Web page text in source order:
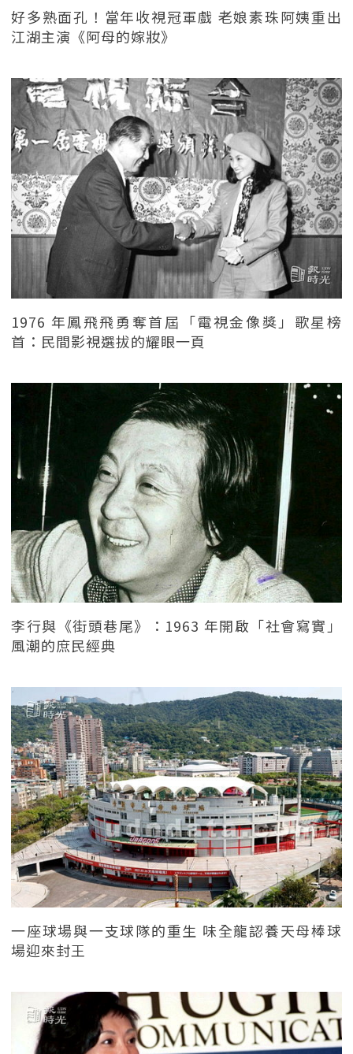
好多熟面孔！當年收視冠軍戲 老娘素珠阿姨重出
江湖主演《阿母的嫁妝》
1976 年鳳飛飛勇奪首屆「電視金像獎」歌星榜
首：民間影視選拔的耀眼一頁
李行與《街頭巷尾》：1963 年開啟「社會寫實」
風潮的庶民經典
一座球場與一支球隊的重生 味全龍認養天母棒球
場迎來封王